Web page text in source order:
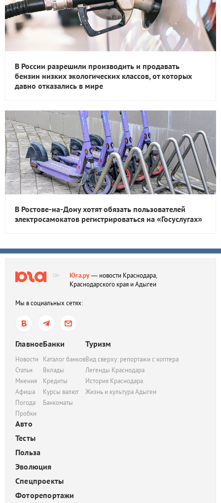
В России разрешили производить и продавать
бензин низких экологических классов, от которых
давно отказались в мире
В Ростове-на-Дону хотят обязать пользователей
электросамокатов регистрироваться на «Госуслугах»
18+ Юга.ру— новости Краснодара,
Краснодарского края и Адыгеи
Мы в социальных сетях:
Главное
Новости
Статьи
Мнения
Афиша
Погода
Пробки
Банки
Каталог банков
Вклады
Кредиты
Курсы валют
Банкоматы
Туризм
Вид сверху: репортажи с коптера
Легенды Краснодара
История Краснодара
Жизнь и культура Адыгеи
Авто
Тесты
Польза
Эволюция
Спецпроекты
Фоторепортажи